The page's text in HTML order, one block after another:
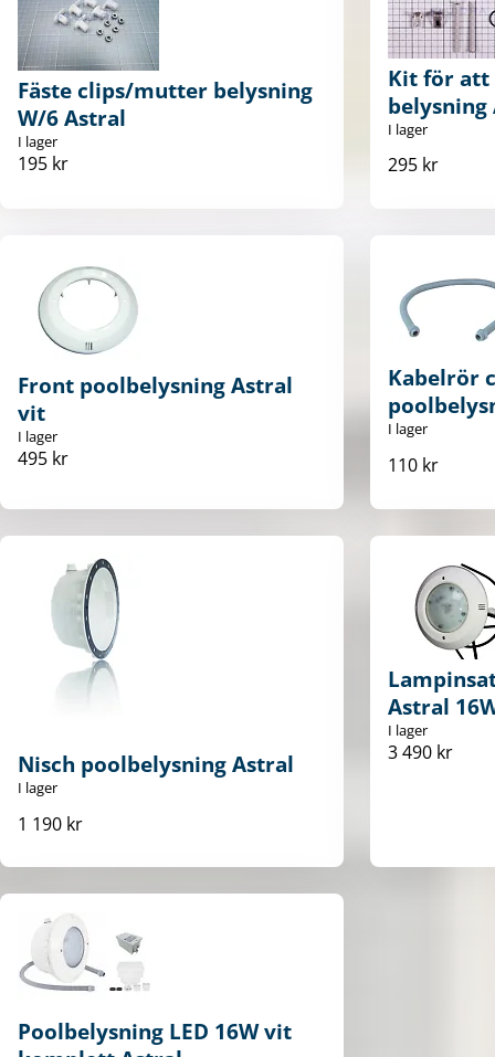
Fäste clips/mutter belysning
W/6 Astral
I lager
195 kr
Kit för att
belysning
I lager
295 kr
Front poolbelysning Astral
vit
I lager
495 kr
Kabelrör
I lager
110 kr
Nisch poolbelysning Astral
I lager
1 190 kr
Astral
I lager
3 490 kr
Poolbelysning LED 16W vit